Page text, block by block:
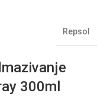
Repsol
300ml